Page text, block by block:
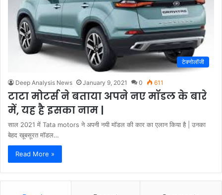
टेक्नोलॉजी
Deep Analysis News January 9, 2021 0 611
टाटा मोटर्स ने बताया अपने नए मॉडल के बारे
में, यह है इसका नाम |
साल 2021 में Tata motors ने अपनी नयी मॉडल की कार का एलान किया है | उनका
बेहद खूबसूरत मॉडल…
Read More »